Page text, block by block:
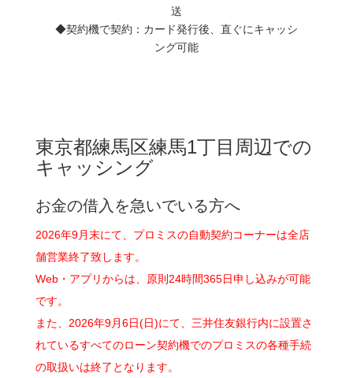
送
◆契約機で契約：カード発行後、直ぐにキャッシ
ング可能
東京都練馬区練馬1丁目周辺での
キャッシング
お金の借入を急いでいる方へ
2026年9月末にて、プロミスの自動契約コーナーは全店
舗営業終了致します。
Web・アプリからは、原則24時間365日申し込みが可能
です。
また、2026年9月6日(日)にて、三井住友銀行内に設置さ
れているすべてのローン契約機でのプロミスの各種手続
の取扱いは終了となります。